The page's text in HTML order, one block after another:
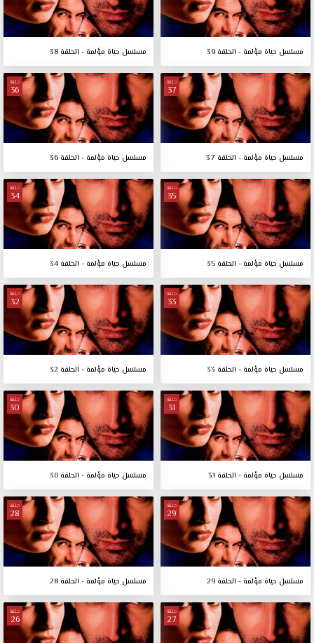
مسلسل حياة مؤلمة - الحلقة 39 مسلسل حياة مؤلمة - الحلقة 38
حلقة
37
مسلسل حياة مؤلمة - الحلقة 37
حلقة
36
مسلسل حياة مؤلمة - الحلقة 36
حلقة
35
مسلسل حياة مؤلمة - الحلقة 35
حلقة
34
مسلسل حياة مؤلمة - الحلقة 34
حلقة
33
مسلسل حياة مؤلمة - الحلقة 33
حلقة
32
مسلسل حياة مؤلمة - الحلقة 32
حلقة
31
مسلسل حياة مؤلمة - الحلقة 31
حلقة
30
مسلسل حياة مؤلمة - الحلقة 30
حلقة
29
مسلسل حياة مؤلمة - الحلقة 29
حلقة
28
مسلسل حياة مؤلمة - الحلقة 28
حلقة
27
حلقة
26